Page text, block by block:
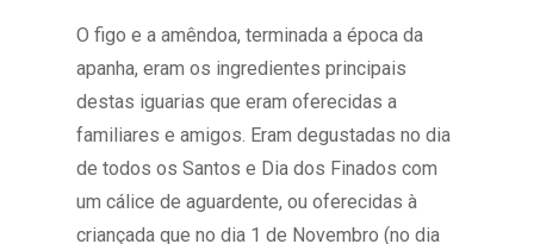
O figo e a amêndoa, terminada a época da
apanha, eram os ingredientes principais
destas iguarias que eram oferecidas a
familiares e amigos. Eram degustadas no dia
de todos os Santos e Dia dos Finados com
um cálice de aguardente, ou oferecidas à
criançada que no dia 1 de Novembro (no dia